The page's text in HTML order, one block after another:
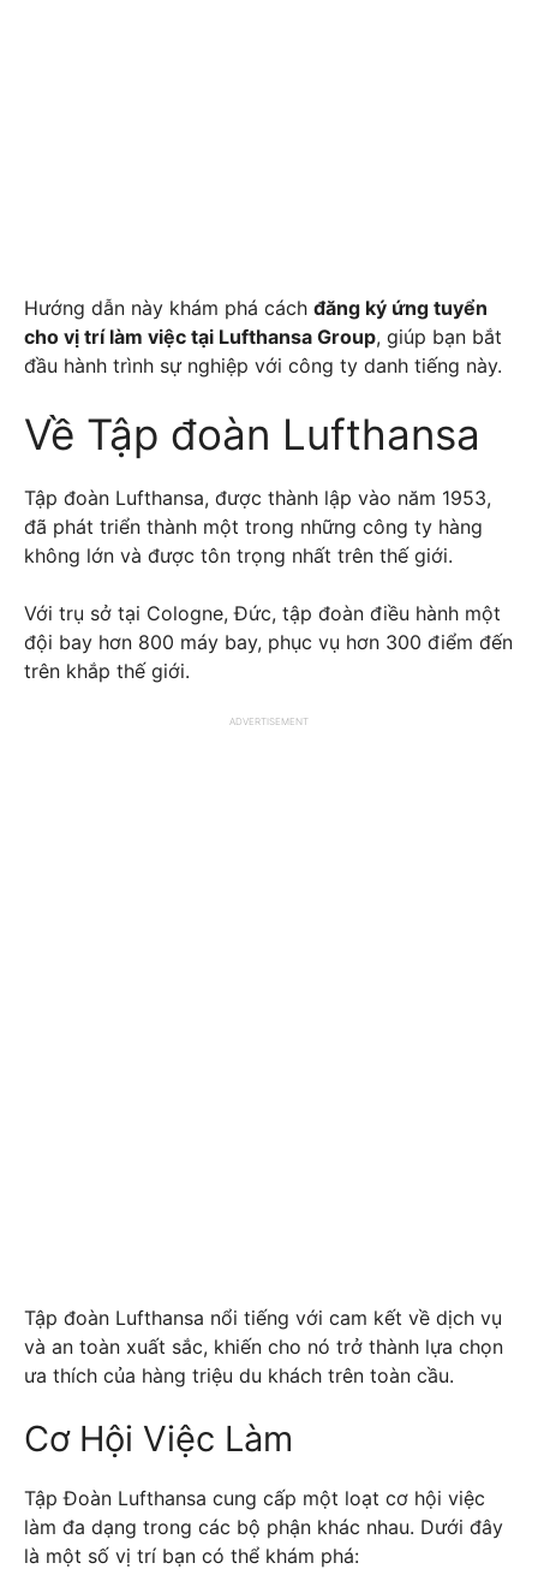
Hướng dẫn này khám phá cách đăng ký ứng tuyển
cho vị trí làm việc tại Lufthansa Group, giúp bạn bắt
đầu hành trình sự nghiệp với công ty danh tiếng này.
Về Tập đoàn Lufthansa
Tập đoàn Lufthansa, được thành lập vào năm 1953,
đã phát triển thành một trong những công ty hàng
không lớn và được tôn trọng nhất trên thế giới.
Với trụ sở tại Cologne, Đức, tập đoàn điều hành một
đội bay hơn 800 máy bay, phục vụ hơn 300 điểm đến
trên khắp thế giới.
ADVERTISEMENT
Tập đoàn Lufthansa nổi tiếng với cam kết về dịch vụ
và an toàn xuất sắc, khiến cho nó trở thành lựa chọn
ưa thích của hàng triệu du khách trên toàn cầu.
Cơ Hội Việc Làm
Tập Đoàn Lufthansa cung cấp một loạt cơ hội việc
làm đa dạng trong các bộ phận khác nhau. Dưới đây
là một số vị trí bạn có thể khám phá: